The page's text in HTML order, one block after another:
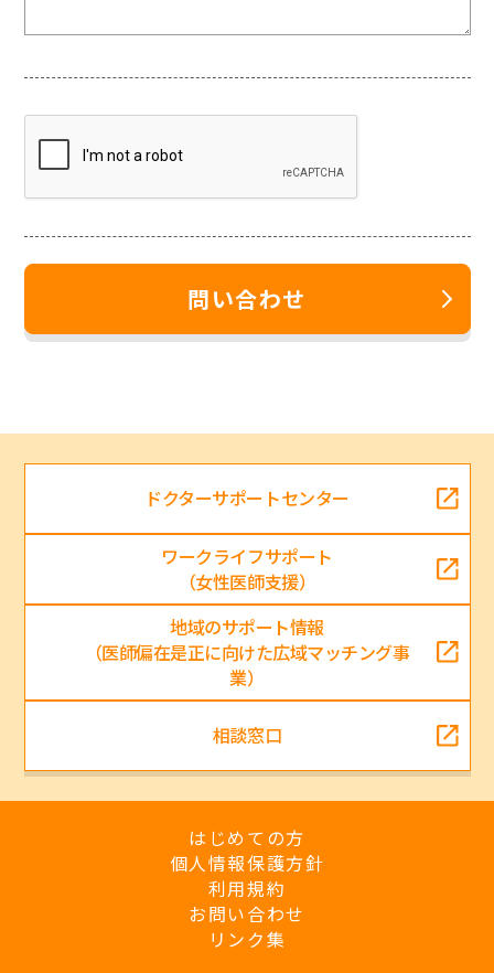
問い合わせ
ドクターサポートセンター
ワークライフサポート
（女性医師支援）
地域のサポート情報
（医師偏在是正に向けた広域マッチング事
業）
相談窓口
はじめての方
個人情報保護方針
利用規約
お問い合わせ
リンク集